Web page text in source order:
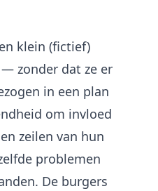
klein (fictief)
zonder dat ze er
in een plan
om invloed
zeilen van hun
problemen
De burgers